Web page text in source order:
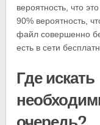
вероятность, что
90% вероятность,
файл совершенно
есть в сети
Где искать